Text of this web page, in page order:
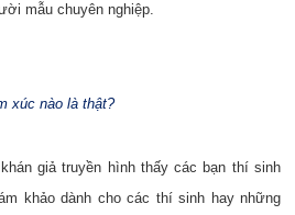
mẫu chuyên nghiệp.
xúc nào là thật?
giả truyền hình thấy các bạn thí sinh
khảo dành cho các thí sinh hay những